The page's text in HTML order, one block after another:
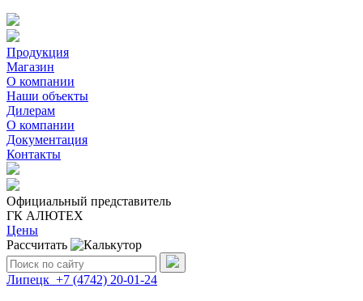
Продукция
Магазин
О компании
Наши объекты
Дилерам
О компании
Документация
Контакты
Официальный представитель
ГК АЛЮТЕХ
Цены
Рассчитать
Поиск:
Липецк +7 (4742) 20-01-24